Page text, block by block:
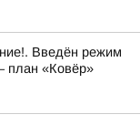
Введён режим
план «Ковёр»